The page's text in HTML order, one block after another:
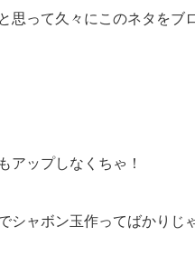
思って久々にこのネタを
アップしなくちゃ！
シャボン玉作ってばかりじ